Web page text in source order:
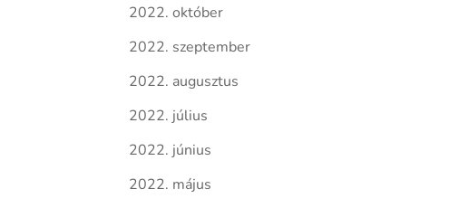
2022. október
2022. szeptember
2022. augusztus
2022. július
2022. június
2022. május